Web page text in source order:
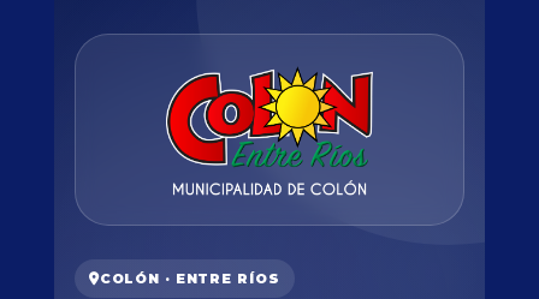
COLÓN · ENTRE RÍOS